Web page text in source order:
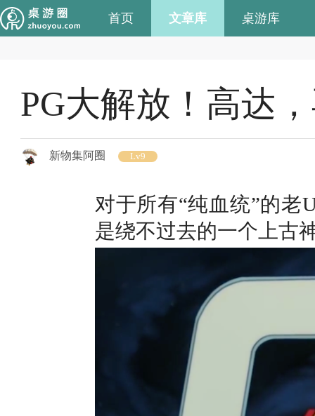
首页 文章库 桌游库
PG大解放！高达
新物集阿圈 Lv9
对于所有“纯血统”的老
是绕不过去的一个上古